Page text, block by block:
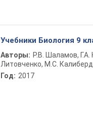
Учебники Биология 9
Авторы: Р.В. Шаламов, Г.А.
Литовченко, М.С.
Год: 2017